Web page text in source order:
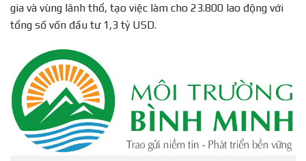
gia và vùng lãnh thổ, tạo việc làm cho 23.800 lao động với
tổng số vốn đầu tư 1,3 tỷ USD.